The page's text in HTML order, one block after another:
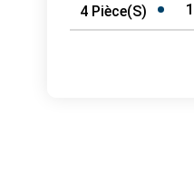
4 Pièce(s)